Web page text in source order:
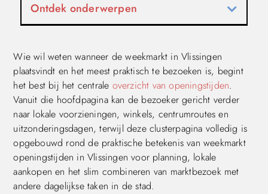
Wie wil weten wanneer de weekmarkt in Vlissingen
plaatsvindt en het meest praktisch te bezoeken is, begint
het best bij het centrale overzicht van openingstijden.
Vanuit die hoofdpagina kan de bezoeker gericht verder
naar lokale voorzieningen, winkels, centrumroutes en
uitzonderingsdagen, terwijl deze clusterpagina volledig is
opgebouwd rond de praktische betekenis van weekmarkt
openingstijden in Vlissingen voor planning, lokale
aankopen en het slim combineren van marktbezoek met
andere dagelijkse taken in de stad.
Ontdek onderwerpen